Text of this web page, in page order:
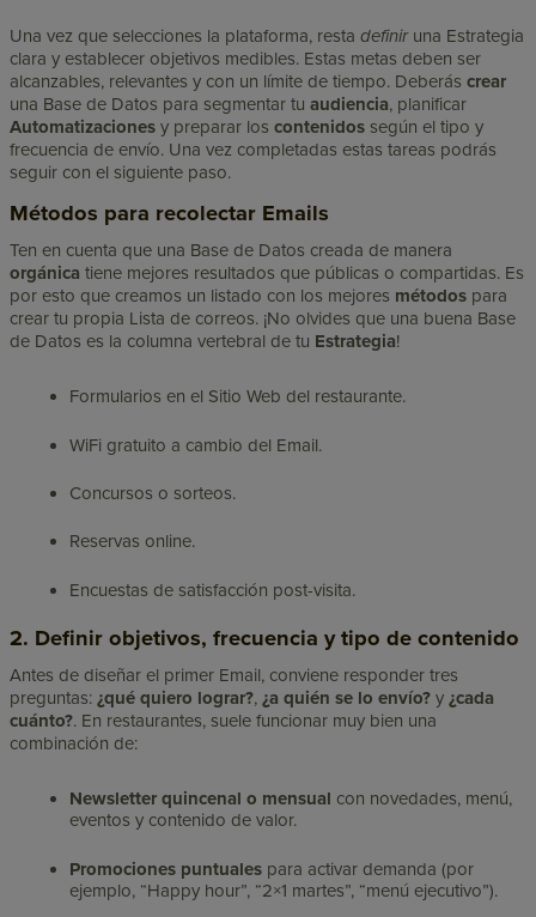
Una vez que selecciones la plataforma, restadefiniruna Estrategia
clara y establecer objetivos medibles. Estas metas deben ser
alcanzables, relevantes y con un límite de tiempo. Deberáscrear
una Base de Datos para segmentar tuaudiencia, planificar
Automatizacionesy preparar loscontenidossegún el tipo y
frecuencia de envío. Una vez completadas estas tareas podrás
seguir con el siguiente paso.
Métodos para recolectar Emails
Ten en cuenta que una Base de Datos creada de manera
orgánicatiene mejores resultados que públicas o compartidas. Es
por esto que creamos un listado con los mejores métodos para
crear tu propia Lista de correos. ¡No olvides que una buena Base
de Datos es la columna vertebral de tu Estrategia!
Formularios en el Sitio Web del restaurante.
WiFi gratuito a cambio del Email.
Concursos o sorteos.
Reservas online.
Encuestas de satisfacción post-visita.
2. Definir objetivos, frecuencia y tipo de contenido
Antes de diseñar el primer Email, conviene responder tres
preguntas:¿qué quiero lograr?,¿a quién se lo envío? y¿cada
cuánto?. En restaurantes, suele funcionar muy bien una
combinación de:
Newsletter quincenal o mensual con novedades, menú,
eventos y contenido de valor.
Promociones puntuales para activar demanda (por
ejemplo, “Happy hour”, “2×1 martes”, “menú ejecutivo”).